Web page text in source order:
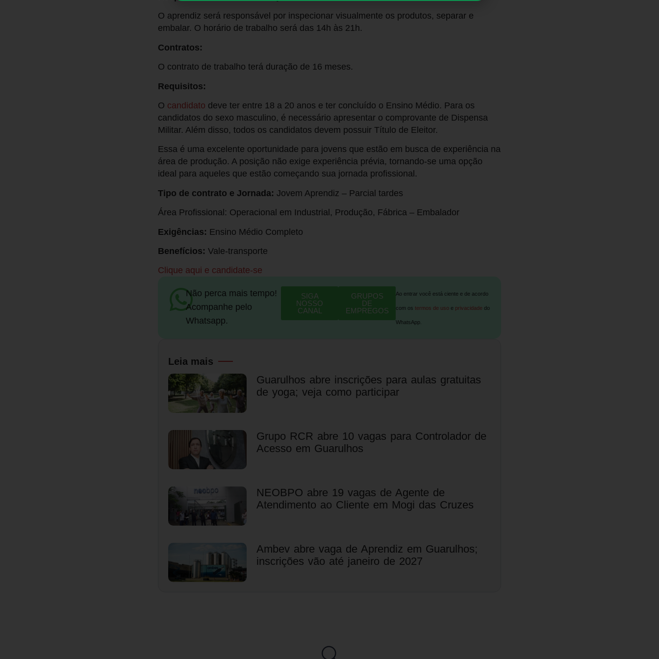
O aprendiz será responsável por inspecionar visualmente os produtos, separar e
embalar. O horário de trabalho será das 14h às 21h.
Contratos:
O contrato de trabalho terá duração de 16 meses.
Requisitos:
O candidato deve ter entre 18 a 20 anos e ter concluído o Ensino Médio. Para os
candidatos do sexo masculino, é necessário apresentar o comprovante de Dispensa
Militar. Além disso, todos os candidatos devem possuir Título de Eleitor.
Essa é uma excelente oportunidade para jovens que estão em busca de experiência na
área de produção. A posição não exige experiência prévia, tornando-se uma opção
ideal para aqueles que estão começando sua jornada profissional.
Tipo de contrato e Jornada: Jovem Aprendiz – Parcial tardes
Área Profissional: Operacional em Industrial, Produção, Fábrica – Embalador
Exigências: Ensino Médio Completo
Benefícios: Vale-transporte
Clique aqui e candidate-se
Não perca mais tempo!
Acompanhe pelo
Whatsapp.
SIGA
NOSSO
CANAL
GRUPOS
DE
EMPREGOS
Ao entrar você está ciente e de acordo
com ostermos de uso e privacidade do
WhatsApp.
Leia mais
Guarulhos abre inscrições para aulas gratuitas
de yoga; veja como participar
Grupo RCR abre 10 vagas para Controlador de
Acesso em Guarulhos
NEOBPO abre 19 vagas de Agente de
Atendimento ao Cliente em Mogi das Cruzes
Ambev abre vaga de Aprendiz em Guarulhos;
inscrições vão até janeiro de 2027